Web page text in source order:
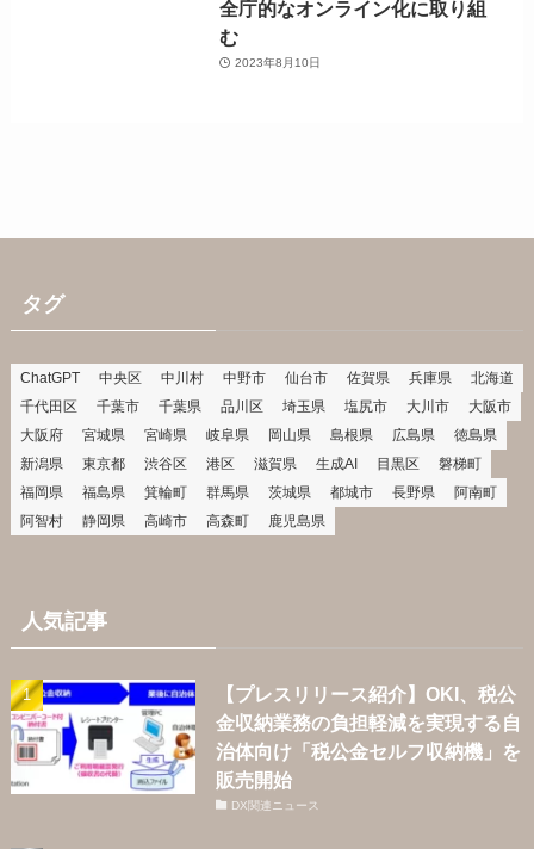
全庁的なオンライン化に取り組
む
2023年8月10日
タグ
ChatGPT 中央区 中川村 中野市 仙台市 佐賀県 兵庫県
北海道
千代田区
千葉市 千葉県 品川区 埼玉県 塩尻市 大川市
大阪市
大阪府
宮城県 宮崎県 岐阜県 岡山県 島根県 広島県
徳島県
新潟県
東京都 渋谷区 港区 滋賀県 生成AI 目黒区
磐梯町
福岡県
福島県 箕輪町 群馬県 茨城県 都城市 長野県
阿南町
阿智村
静岡県 高崎市 高森町 鹿児島県
人気記事
【プレスリリース紹介】OKI、税公
金収納業務の負担軽減を実現する自
治体向け「税公金セルフ収納機」を
販売開始
DX関連ニュース